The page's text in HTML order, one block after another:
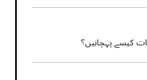
کیسے پہچانیں؟